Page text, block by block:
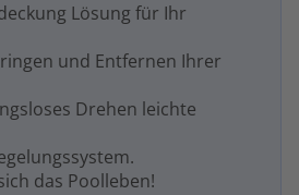
Lösung für Ihr
und Entfernen Ihrer
Drehen leichte
das Poolleben!